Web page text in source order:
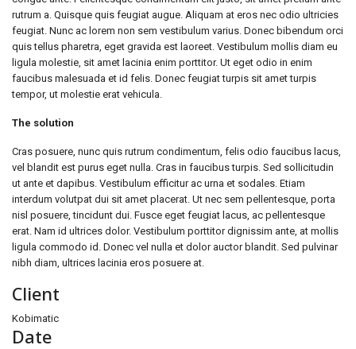
rutrum a. Quisque quis feugiat augue. Aliquam at eros nec odio ultricies
feugiat. Nunc ac lorem non sem vestibulum varius. Donec bibendum orci
quis tellus pharetra, eget gravida est laoreet. Vestibulum mollis diam eu
ligula molestie, sit amet lacinia enim porttitor. Ut eget odio in enim
faucibus malesuada et id felis. Donec feugiat turpis sit amet turpis
tempor, ut molestie erat vehicula.
The solution
Cras posuere, nunc quis rutrum condimentum, felis odio faucibus lacus,
vel blandit est purus eget nulla. Cras in faucibus turpis. Sed sollicitudin
ut ante et dapibus. Vestibulum efficitur ac urna et sodales. Etiam
interdum volutpat dui sit amet placerat. Ut nec sem pellentesque, porta
nisl posuere, tincidunt dui. Fusce eget feugiat lacus, ac pellentesque
erat. Nam id ultrices dolor. Vestibulum porttitor dignissim ante, at mollis
ligula commodo id. Donec vel nulla et dolor auctor blandit. Sed pulvinar
nibh diam, ultrices lacinia eros posuere at.
Client
Kobimatic
Date